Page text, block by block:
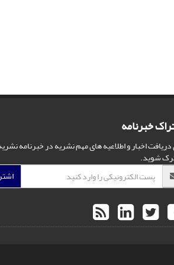
خبرنامه
دریافت اخبار و اطلاعیه های مهم نشریه در خبرنامه
شوید.